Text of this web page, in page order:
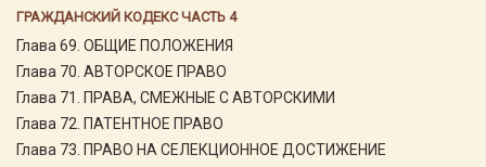
ГРАЖДАНСКИЙ КОДЕКС ЧАСТЬ 4
Глава 69. ОБЩИЕ ПОЛОЖЕНИЯ
Глава 70. АВТОРСКОЕ ПРАВО
Глава 71. ПРАВА, СМЕЖНЫЕ С АВТОРСКИМИ
Глава 72. ПАТЕНТНОЕ ПРАВО
Глава 73. ПРАВО НА СЕЛЕКЦИОННОЕ ДОСТИЖЕНИЕ